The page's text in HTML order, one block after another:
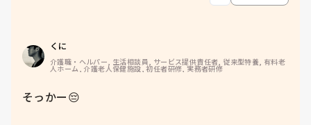
くに
介護職・ヘルパー, 生活相談員, サービス提供責任者, 従来型特養, 有料老
人ホーム, 介護老人保健施設, 初任者研修, 実務者研修
そっかー😔